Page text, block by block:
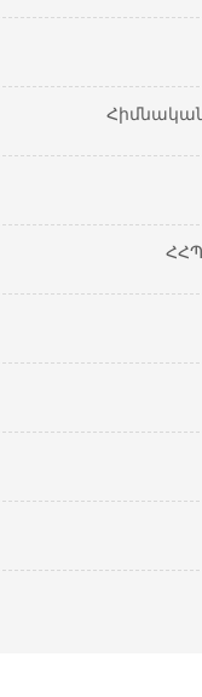
Հիմնական